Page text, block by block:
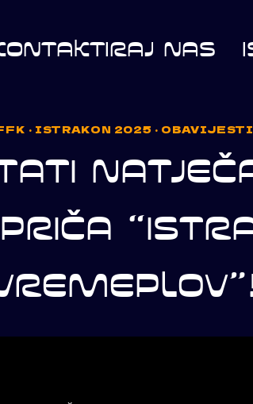
NAS
· ISTRAKON 2025 · OBAVIJESTI